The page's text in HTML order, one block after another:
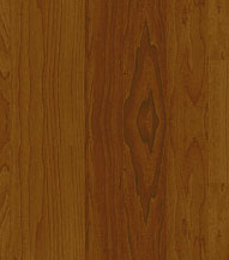
Roman hat den Kampf verloren
Hallo, meine Lieben. Heute habe
Kämpfer Roman aus unserer